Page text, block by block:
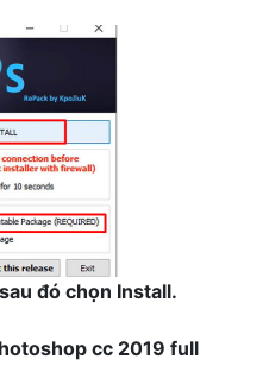
đó chọn Install.
cc 2019 full